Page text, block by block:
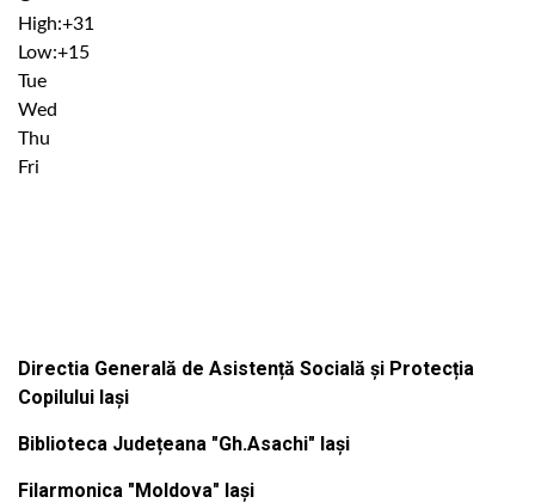
High:+31
Low:+15
Tue
Wed
Thu
Fri
Directia Generală de Asistență Socială și Protecția
Copilului Iași
Biblioteca Județeana "Gh.Asachi" Iași
Filarmonica "Moldova" Iași